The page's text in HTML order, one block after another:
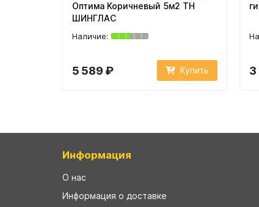
Оптима Коричневый 5м2 ТН
ШИНГЛАС
5 589 ₽ Купить
Информация
О нас
Информация о доставке